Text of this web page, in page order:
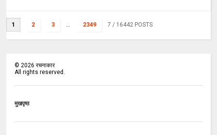
1 2 3 ... 2349 7 / 16442 POSTS
©2026 रचनाकार
All rights reserved.
मुखपृष्ठ